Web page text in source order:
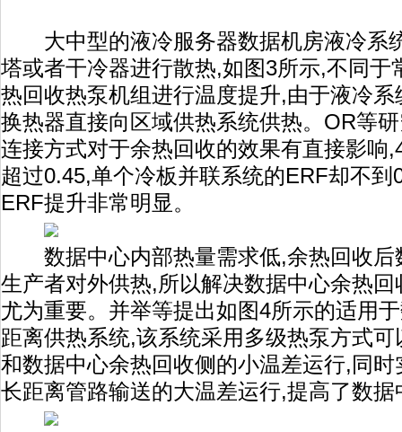
大中型的液冷服务器数据机房液冷系
塔或者干冷器进行散热,如图3所示,不同于
热回收热泵机组进行温度提升,由于液冷
换热器直接向区域供热系统供热。OR等
连接方式对于余热回收的效果有直接影响
超过0.45,单个冷板并联系统的ERF却不
ERF提升非常明显。
数据中心内部热量需求低,余热回收后
生产者对外供热,所以解决数据中心余热
尤为重要。并举等提出如图4所示的适用
距离供热系统,该系统采用多级热泵方式
和数据中心余热回收侧的小温差运行,同
长距离管路输送的大温差运行,提高了数